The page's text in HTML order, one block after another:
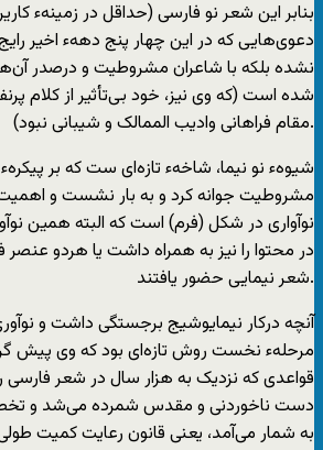
بنابر این شعر نو فارسی (حداقل در زمینهء
دعوی‌هایی که در این چهار پنج دههء اخیر رایج
نشده بلکه با شاعران مشروطیت و درصدر
شده است (که وی نیز، خود بی‌تأثیر از کلام
مقام فراهانی وادیب الممالک و شیبانی نبود).
شیوهء نو نیما، شاخهء تازه‌ای ست که بر
مشروطیت جوانه کرد و به بار نشست و
نوآواری در شکل (فرم) است که البته همین
در محتوا را نیز به همراه داشت یا هردو عنصر
شعر نیمایی حضور یافتند.
آنچه درکار نیمایوشیج برجستگی داشت و
مرحلهء نخست روش تازه‌ای بود که وی پیش
قواعدی که نزدیک به هزار سال در شعر فارسی
دست ناخوردنی و مقدس شمرده می‌شد و
به شمار می‌آمد، یعنی قانون رعایت کمیت